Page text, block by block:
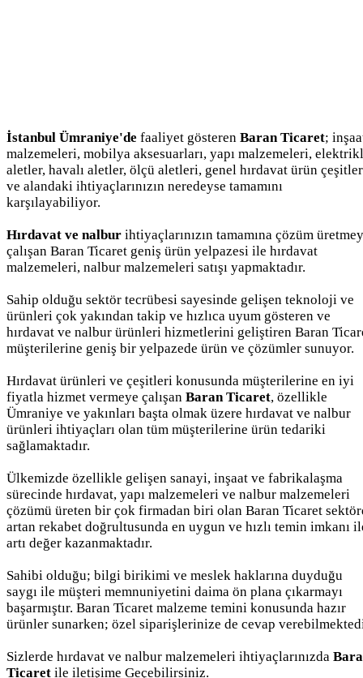
İstanbul Ümraniye'de faaliyet gösteren Baran Ticaret;
malzemeleri, mobilya aksesuarları, yapı malzemeleri,
aletler, havalı aletler, ölçü aletleri, genel hırdavat ürün
ve alandaki ihtiyaçlarınızın neredeyse tamamını
karşılayabiliyor.
Hırdavat ve nalbur ihtiyaçlarınızın tamamına çözüm
çalışan Baran Ticaret geniş ürün yelpazesi ile hırdavat
malzemeleri, nalbur malzemeleri satışı yapmaktadır.
Sahip olduğu sektör tecrübesi sayesinde gelişen teknoloji ve
ürünleri çok yakından takip ve hızlıca uyum gösteren ve
hırdavat ve nalbur ürünleri hizmetlerini geliştiren Baran
müşterilerine geniş bir yelpazede ürün ve çözümler sunuyor.
Hırdavat ürünleri ve çeşitleri konusunda müşterilerine en iyi
fiyatla hizmet vermeye çalışan Baran Ticaret, özellikle
Ümraniye ve yakınları başta olmak üzere hırdavat ve nalbur
ürünleri ihtiyaçları olan tüm müşterilerine ürün tedariki
sağlamaktadır.
Ülkemizde özellikle gelişen sanayi, inşaat ve fabrikalaşma
sürecinde hırdavat, yapı malzemeleri ve nalbur malzemeleri
çözümü üreten bir çok firmadan biri olan Baran Ticaret
artan rekabet doğrultusunda en uygun ve hızlı temin imkanı
artı değer kazanmaktadır.
Sahibi olduğu; bilgi birikimi ve meslek haklarına duyduğu
saygı ile müşteri memnuniyetini daima ön plana çıkarmayı
başarmıştır. Baran Ticaret malzeme temini konusunda hazır
ürünler sunarken; özel siparişlerinize de cevap
Sizlerde hırdavat ve nalbur malzemeleri ihtiyaçlarınızda
Ticaret ile iletişime Geçebilirsiniz.